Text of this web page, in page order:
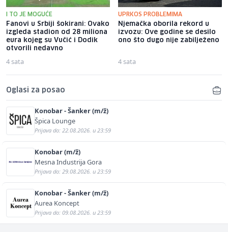
I TO JE MOGUĆE
Fanovi u Srbiji šokirani: Ovako
izgleda stadion od 28 miliona
eura kojeg su Vučić i Dodik
otvorili nedavno
4 sata
UPRKOS PROBLEMIMA
Njemačka oborila rekord u
izvozu: Ove godine se desilo
ono što dugo nije zabilježeno
4 sata
Oglasi za posao
Konobar - Šanker (m/ž)
Špica Lounge
Prijava do: 22.08.2026. u 23:59
Konobar (m/ž)
Mesna Industrija Gora
Prijava do: 29.08.2026. u 23:59
Konobar - Šanker (m/ž)
Aurea Koncept
Prijava do: 09.08.2026. u 23:59